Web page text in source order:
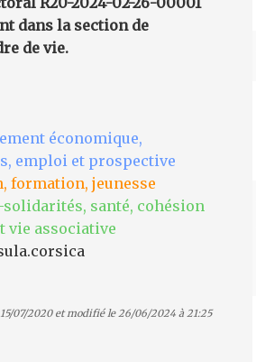
dans la section de
de vie.
économique,
emploi et prospective
formation, jeunesse
santé, cohésion
vie associative
07/2020 et modifié le 26/06/2024 à 21:25